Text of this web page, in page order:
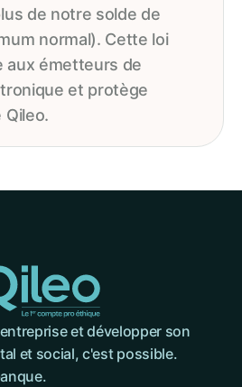
de notre solde de
normal). Cette loi
aux émetteurs de
et protège
et développer son
et social, c'est possible.